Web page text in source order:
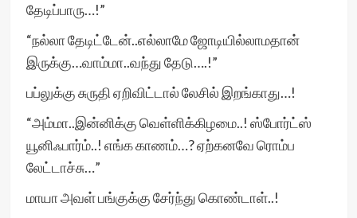
தேடிப்பாரு…!”
“நல்லா தேடிட்டேன்..எல்லாமே ஜோடியில்லாமதான்
இருக்கு…வாம்மா..வந்து தேடு….!”
பப்லுக்கு சுருதி ஏறிவிட்டால் லேசில் இறங்காது…!
“அம்மா..இன்னிக்கு வெள்ளிக்கிழமை..! ஸ்போர்ட்ஸ்
யூனிஃபார்ம்..! எங்க காணம்…? ஏற்கனவே ரொம்ப
லேட்டாச்சு…”
மாயா அவள் பங்குக்கு சேர்ந்து கொண்டாள்..!